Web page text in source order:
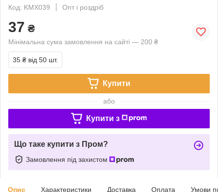
Код: KMX039
Опт і роздріб
37 ₴
Мінімальна сума замовлення на сайті — 200 ₴
35 ₴ від 50 шт.
Купити
або
Купити з
Що таке купити з Пром?
Замовлення під захистом
Опис Характеристики Доставка Оплата Умови